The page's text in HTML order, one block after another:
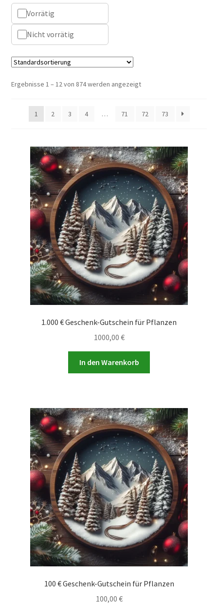
Vorrätig
Nicht vorrätig
Ergebnisse 1 – 12 von 874 werden angezeigt
1 2 3 4 … 71 72 73
1.000 € Geschenk-Gutschein für Pflanzen
1000,00 €
In den Warenkorb
100 € Geschenk-Gutschein für Pflanzen
100,00 €